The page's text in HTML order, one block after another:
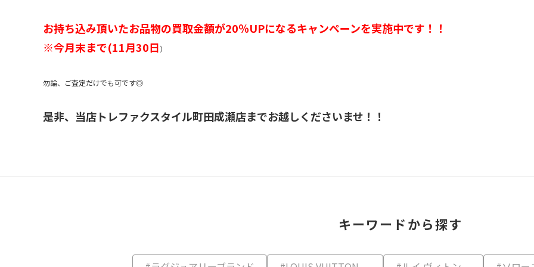
お持ち込み頂いたお品物の買取金額が20％UPになるキャンペーンを実施中です！！
※今月末まで(11月30日）
勿論、ご査定だけでも可です◎
是非、当店トレファクスタイル町田成瀬店までお越しくださいませ！！
キーワードから探す